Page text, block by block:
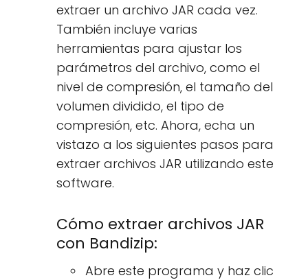
extraer un archivo JAR cada vez.
También incluye varias
herramientas para ajustar los
parámetros del archivo, como el
nivel de compresión, el tamaño del
volumen dividido, el tipo de
compresión, etc. Ahora, echa un
vistazo a los siguientes pasos para
extraer archivos JAR utilizando este
software.
Cómo extraer archivos JAR
con Bandizip:
Abre este programa y haz clic